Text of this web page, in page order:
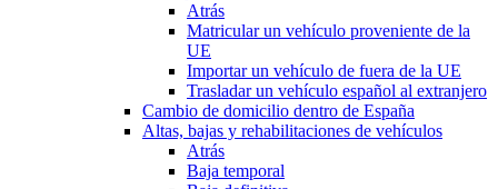
Atrás
Matricular un vehículo proveniente de la
UE
Importar un vehículo de fuera de la UE
Trasladar un vehículo español al extranjero
Cambio de domicilio dentro de España
Altas, bajas y rehabilitaciones de vehículos
Atrás
Baja temporal